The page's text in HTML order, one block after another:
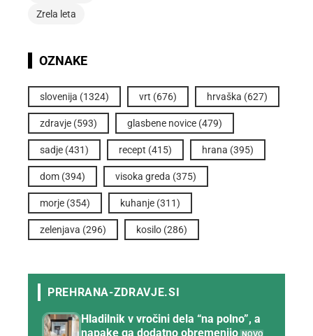
Zrela leta
OZNAKE
slovenija (1324) vrt (676) hrvaška (627)
zdravje (593) glasbene novice (479)
sadje (431) recept (415) hrana (395)
dom (394) visoka greda (375)
morje (354) kuhanje (311)
zelenjava (296) kosilo (286)
Hladilnik v vročini dela “na polno”, a
napake ga dodatno obremenijo